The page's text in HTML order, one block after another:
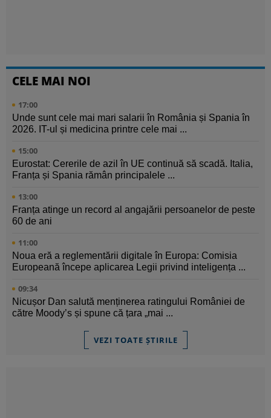
CELE MAI NOI
17:00
Unde sunt cele mai mari salarii în România și Spania în
2026. IT-ul și medicina printre cele mai ...
15:00
Eurostat: Cererile de azil în UE continuă să scadă. Italia,
Franța și Spania rămân principalele ...
13:00
Franța atinge un record al angajării persoanelor de peste
60 de ani
11:00
Noua eră a reglementării digitale în Europa: Comisia
Europeană începe aplicarea Legii privind inteligența ...
09:34
Nicușor Dan salută menținerea ratingului României de
către Moody’s și spune că țara „mai ...
VEZI TOATE ȘTIRILE